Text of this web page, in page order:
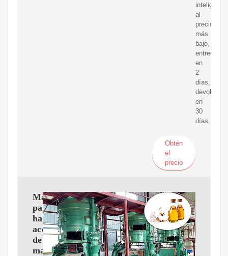
inteligente
al
precio
más
bajo,
entrega
en
2
días,
devolución
en
30
días.
Obtén
el
precio
Máquina
para
hacer
aceite
de
maní